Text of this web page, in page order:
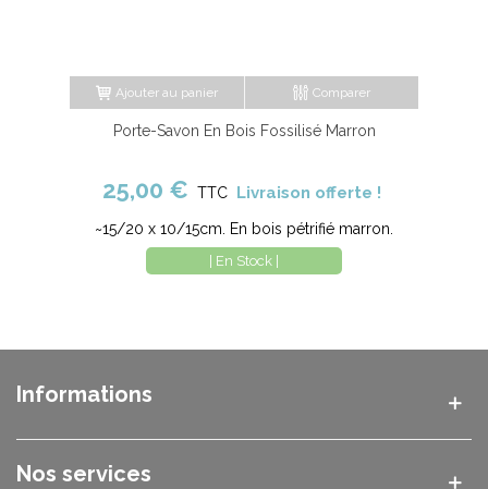
Ajouter au panier Comparer
Porte-Savon En Bois Fossilisé Marron
25,00 € TTC Livraison offerte !
~15/20 x 10/15cm. En bois pétrifié marron.
| En Stock |
Informations
Nos services